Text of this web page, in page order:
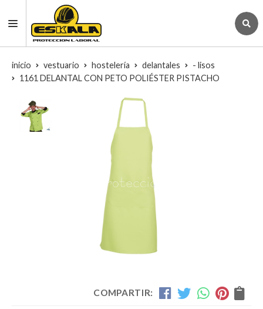
inicio vestuario hostelería delantales
- lisos
1161 DELANTAL CON PETO POLIÉSTER PISTACHO
COMPARTIR: